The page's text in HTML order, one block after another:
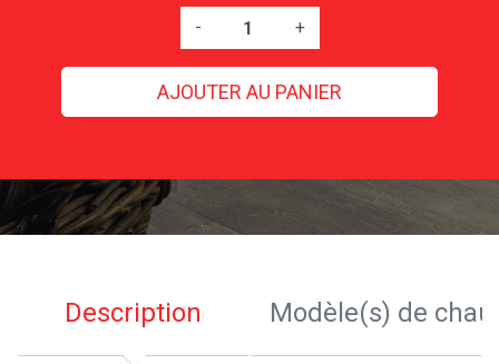
- +
AJOUTER AU PANIER
Description Modèle(s) de